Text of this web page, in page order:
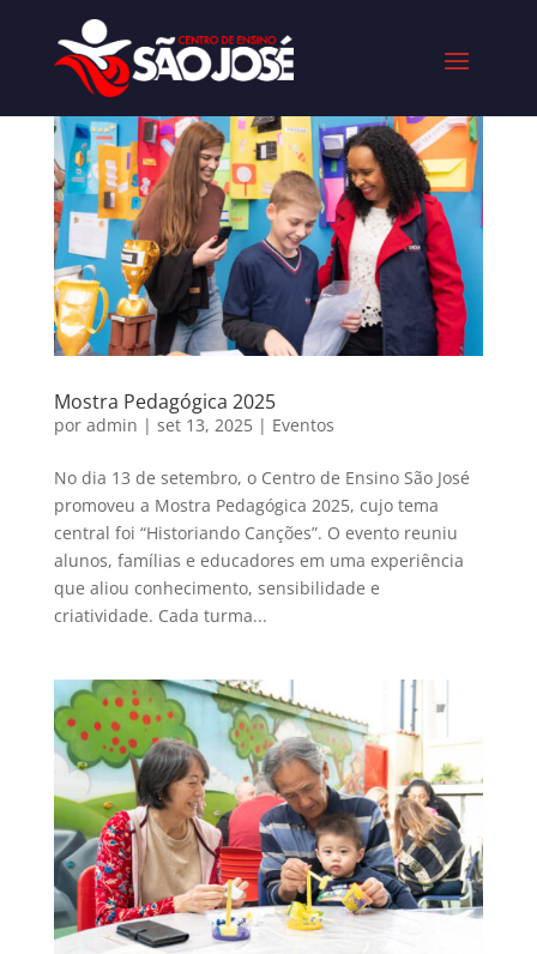
Mostra Pedagógica 2025
por admin | set 13, 2025| Eventos
No dia 13 de setembro, o Centro de Ensino São José
promoveu a Mostra Pedagógica 2025, cujo tema
central foi “Historiando Canções”. O evento reuniu
alunos, famílias e educadores em uma experiência
que aliou conhecimento, sensibilidade e
criatividade. Cada turma...